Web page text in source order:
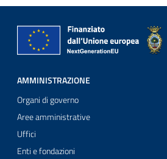
AMMINISTRAZIONE
Organi di governo
Aree amministrative
Uffici
Enti e fondazioni